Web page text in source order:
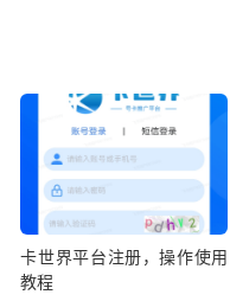
卡世界平台注册，操作使用
教程